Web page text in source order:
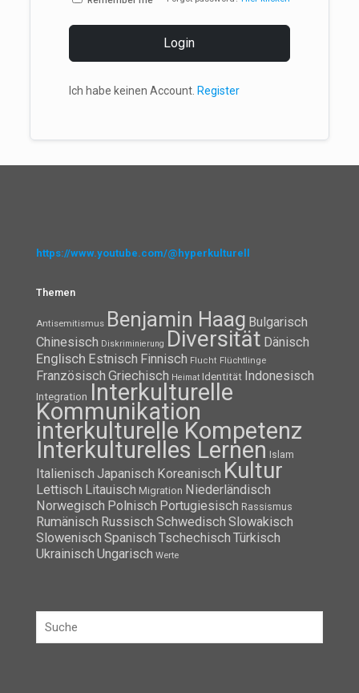
Login
Ich habe keinen Account. Register
https://www.youtube.com/@hyperkulturell
Themen
Antisemitismus Benjamin Haag Bulgarisch
Chinesisch Diskriminierung Diversität Dänisch
Englisch Estnisch Finnisch Flucht Flüchtlinge
Französisch Griechisch Heimat Identität Indonesisch
Integration Interkulturelle
Kommunikation
interkulturelle Kompetenz
Interkulturelles Lernen Islam
Italienisch Japanisch Koreanisch Kultur
Lettisch Litauisch Migration Niederländisch
Norwegisch Polnisch Portugiesisch Rassismus
Rumänisch Russisch Schwedisch Slowakisch
Slowenisch Spanisch Tschechisch Türkisch
Ukrainisch Ungarisch Werte